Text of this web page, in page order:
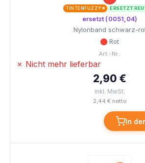
TINTENFUZZY® ERSETZT
ersetzt (0051,04)
Nylonband schwarz-
Rot
Art.-Nr.:
✗ Nicht mehr lieferbar
2,90 €
inkl. MwSt.
2,44 € netto
In